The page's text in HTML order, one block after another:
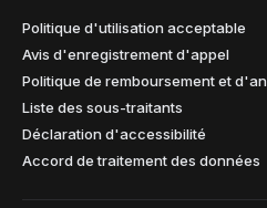
Politique d'utilisation acceptable
Avis d'enregistrement d'appel
Politique de remboursement et
Liste des sous-traitants
Déclaration d'accessibilité
Accord de traitement des données